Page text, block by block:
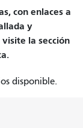
con enlaces a
y
la sección
disponible.